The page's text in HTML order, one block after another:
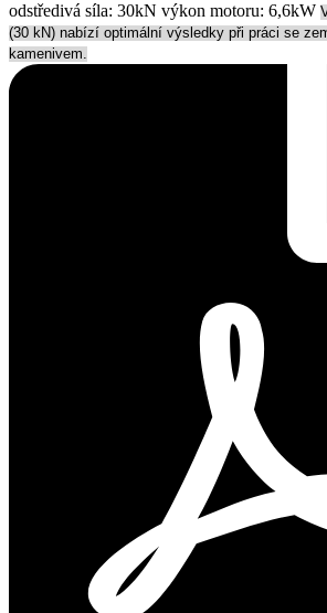
odstředivá síla: 30kN výkon motoru: 6,6kW
(30 kN) nabízí optimální výsledky při práci se
kamenivem.